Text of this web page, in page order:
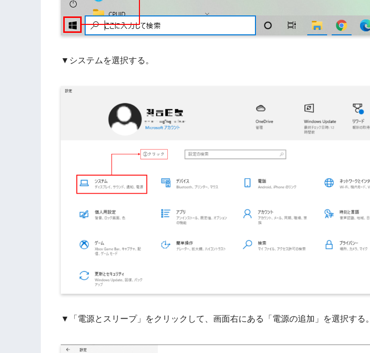
▼システムを選択する。
▼「電源とスリープ」をクリックして、画面右にある「電源の追加」を選択する。